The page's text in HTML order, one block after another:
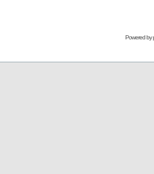
Powered by